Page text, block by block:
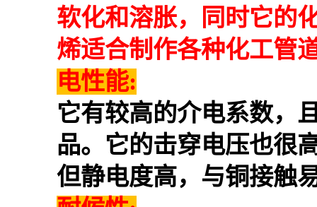
软化和溶胀，同时它的
烯适合制作各种化工管
电性能:
它有较高的介电系数，
品。它的击穿电压也很
但静电度高，与铜接触